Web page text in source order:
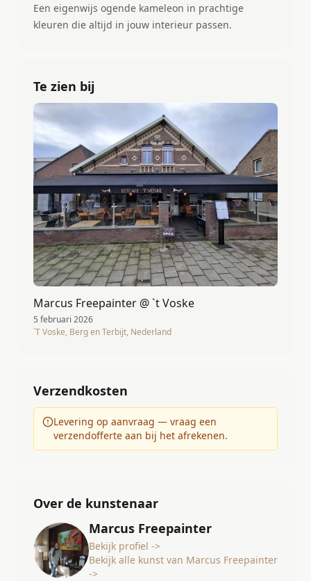
Een eigenwijs ogende kameleon in prachtige
kleuren die altijd in jouw interieur passen.
Te zien bij
Marcus Freepainter @ `t Voske
5 februari 2026
`T Voske, Berg en Terbijt, Nederland
Verzendkosten
Levering op aanvraag — vraag een
verzendofferte aan bij het afrekenen.
Over de kunstenaar
Marcus Freepainter
Bekijk profiel ->
Bekijk alle kunst van Marcus Freepainter
->